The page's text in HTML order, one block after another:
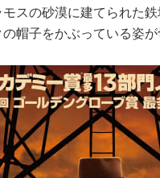
スの砂漠に建てられた
帽子をかぶっている姿が